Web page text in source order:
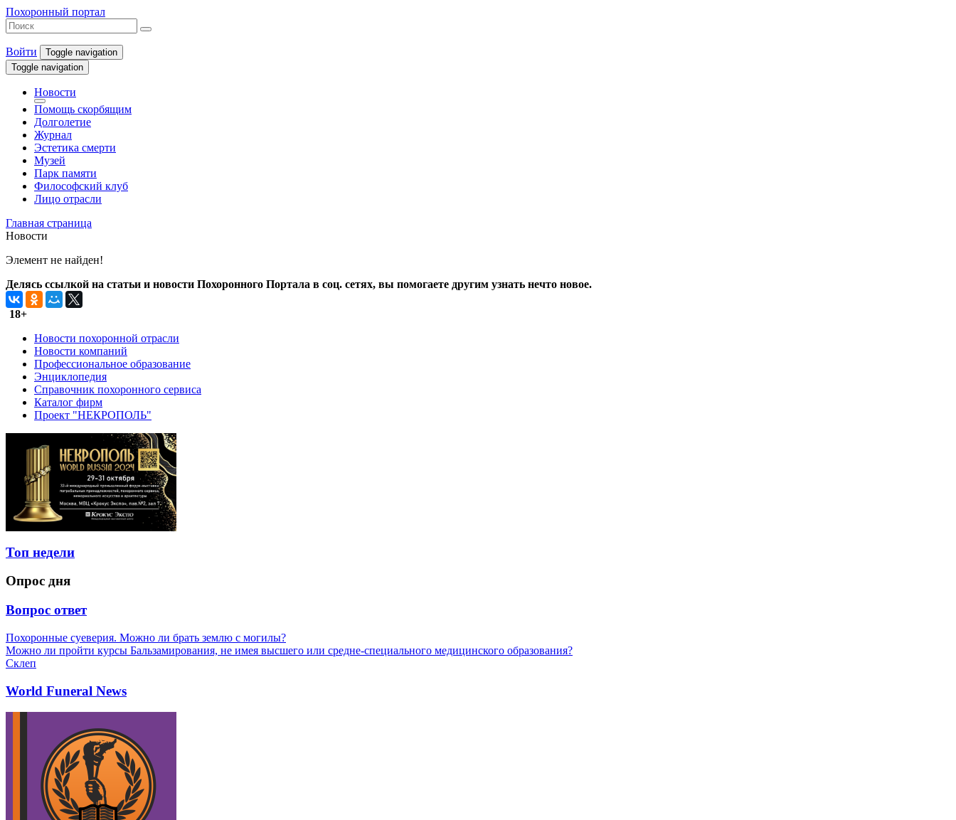
Похоронный портал
Войти
Toggle navigation
Toggle navigation
Новости
Помощь скорбящим
Долголетие
Журнал
Эстетика смерти
Музей
Парк памяти
Философский клуб
Лицо отрасли
Главная страница
Новости
Элемент не найден!
Делясь ссылкой на статьи и новости Похоронного Портала в соц. сетях, вы помогаете другим узнать нечто новое.
18+
Новости похоронной отрасли
Новости компаний
Профессиональное образование
Энциклопедия
Справочник похоронного сервиса
Каталог фирм
Проект "НЕКРОПОЛЬ"
Топ недели
Опрос дня
Вопрос ответ
Похоронные суеверия. Можно ли брать землю с могилы?
Можно ли пройти курсы Бальзамирования, не имея высшего или средне-специального медицинского образования?
Склеп
World Funeral News